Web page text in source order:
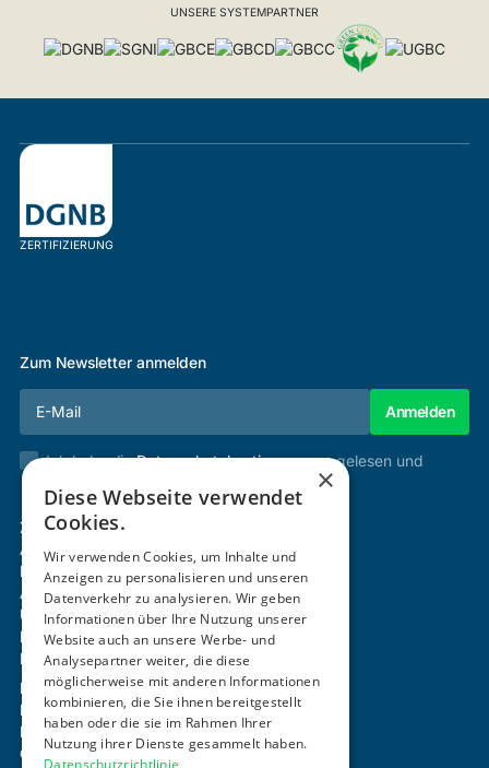
UNSERE SYSTEMPARTNER
ZERTIFIZIERUNG
Zum Newsletter anmelden
Ich habe dieDatenschutzbestimmungengelesen und
Zertifizierung & Verifikation
Akademie
Mitgliedschaft
Aktivitäten
Über uns
Login
Kontakt
Impressum
Datenschutz
Barrierefreiheitserklärung
Cookie-Einstellungen anpassen
×
Diese Webseite verwendet
Cookies.
Wir verwenden Cookies, um Inhalte und
Anzeigen zu personalisieren und unseren
Datenverkehr zu analysieren. Wir geben
Informationen über Ihre Nutzung unserer
Website auch an unsere Werbe- und
Analysepartner weiter, die diese
möglicherweise mit anderen Informationen
kombinieren, die Sie ihnen bereitgestellt
haben oder die sie im Rahmen Ihrer
Nutzung ihrer Dienste gesammelt haben.
Datenschutzrichtlinie